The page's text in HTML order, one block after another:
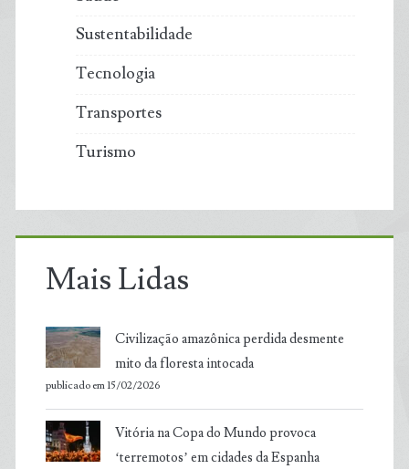
Sustentabilidade
Tecnologia
Transportes
Turismo
Mais Lidas
Civilização amazônica perdida desmente
mito da floresta intocada
publicado em 15/02/2026
Vitória na Copa do Mundo provoca
‘terremotos’ em cidades da Espanha